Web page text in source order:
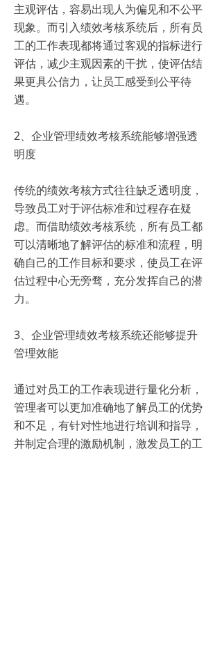
主观评估，容易出现人为偏见和不公平
现象。而引入绩效考核系统后，所有员
工的工作表现都将通过客观的指标进行
评估，减少主观因素的干扰，使评估结
果更具公信力，让员工感受到公平待
遇。
2、企业管理绩效考核系统能够增强透
明度
传统的绩效考核方式往往缺乏透明度，
导致员工对于评估标准和过程存在疑
虑。而借助绩效考核系统，所有员工都
可以清晰地了解评估的标准和流程，明
确自己的工作目标和要求，使员工在评
估过程中心无旁骛，充分发挥自己的潜
力。
3、企业管理绩效考核系统还能够提升
管理效能
通过对员工的工作表现进行量化分析，
管理者可以更加准确地了解员工的优势
和不足，有针对性地进行培训和指导，
并制定合理的激励机制，激发员工的工